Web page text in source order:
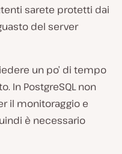
sarete protetti dai
del server
un po’ di tempo
In PostgreSQL non
il monitoraggio e
è necessario